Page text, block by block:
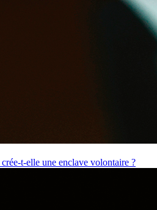
t-elle une enclave volontaire ?